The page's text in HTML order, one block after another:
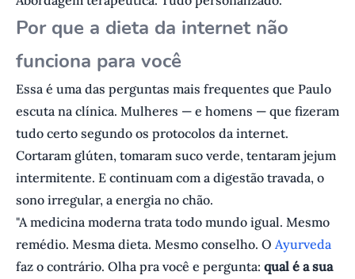
Por que a dieta da internet não
funciona para você
Essa é uma das perguntas mais frequentes que Paulo
escuta na clínica. Mulheres — e homens — que fizeram
tudo certo segundo os protocolos da internet.
Cortaram glúten, tomaram suco verde, tentaram jejum
intermitente. E continuam com a digestão travada, o
sono irregular, a energia no chão.
"A medicina moderna trata todo mundo igual. Mesmo
remédio. Mesma dieta. Mesmo conselho. O Ayurveda
faz o contrário. Olha pra você e pergunta: qual é a sua